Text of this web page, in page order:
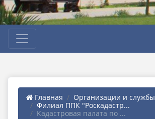
Главная
Организации и службы
Филиал ППК "Роскадастр...
Кадастровая палата по ...